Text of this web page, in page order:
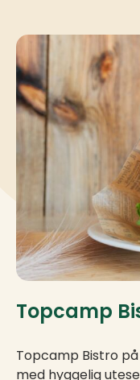
Topcamp
Topcamp Bistro
med hyggelig